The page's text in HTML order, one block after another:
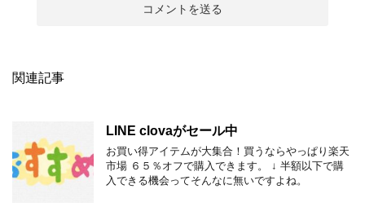
関連記事
LINE clovaがセール中
お買い得アイテムが大集合！買うならやっぱり楽天
市場 ６５％オフで購入できます。 ↓ 半額以下で購
入できる機会ってそんなに無いですよね。